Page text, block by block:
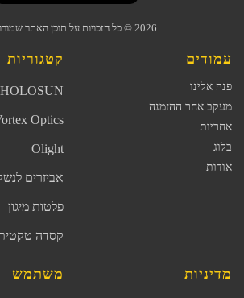
2026 © כל הזכויות על תוכן האתר
עמודים
פנה אלינו
מעקב אחר ההזמנה
אחריות
בלוג
אודות
קטגוריות
HOLOSUN
Optics
Olight
אביזרים
פלטות מיגון
קסדה
מדיניות משתמש